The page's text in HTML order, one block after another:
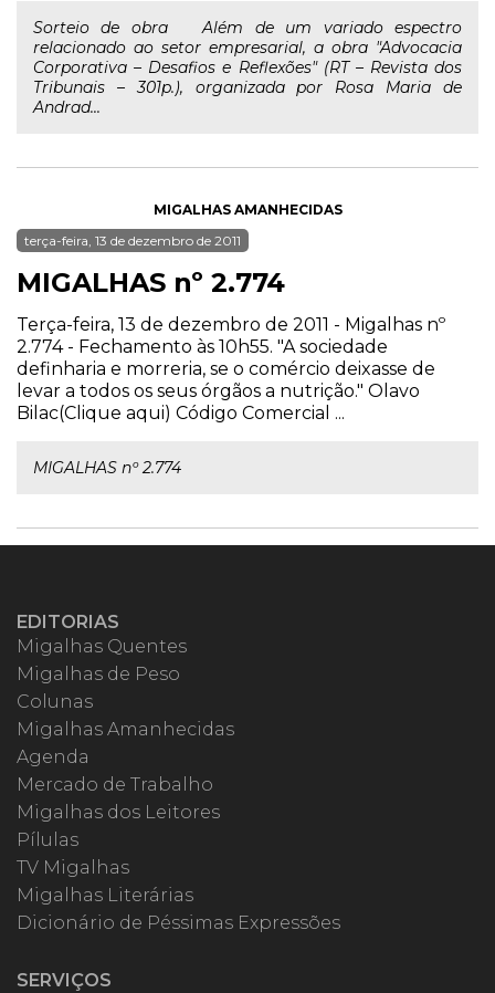
Sorteio de obra Além de um variado espectro
relacionado ao setor empresarial, a obra "Advocacia
Corporativa – Desafios e Reflexões" (RT – Revista dos
Tribunais – 301p.), organizada por Rosa Maria de
Andrad...
MIGALHAS AMANHECIDAS
terça-feira, 13 de dezembro de 2011
MIGALHAS nº 2.774
Terça-feira, 13 de dezembro de 2011 - Migalhas nº
2.774 - Fechamento às 10h55. "A sociedade
definharia e morreria, se o comércio deixasse de
levar a todos os seus órgãos a nutrição." Olavo
Bilac(Clique aqui) Código Comercial ...
MIGALHAS nº 2.774
EDITORIAS
Migalhas Quentes
Migalhas de Peso
Colunas
Migalhas Amanhecidas
Agenda
Mercado de Trabalho
Migalhas dos Leitores
Pílulas
TV Migalhas
Migalhas Literárias
Dicionário de Péssimas Expressões
SERVIÇOS